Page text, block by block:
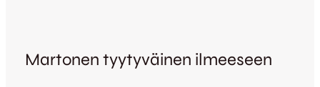
Martonen tyytyväinen ilmeeseen